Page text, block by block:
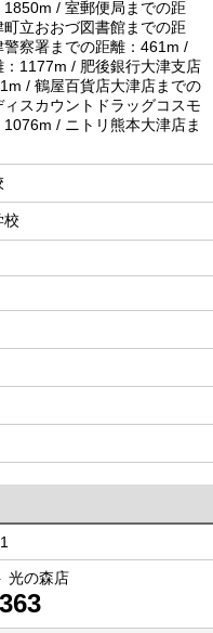
/ 室郵便局までの距
立おおづ図書館までの距
察署までの距離：461m /
：1177m / 肥後銀行大津支店
/ 鶴屋百貨店大津店までの
スカウントドラッグコスモ
/ ニトリ熊本大津店ま
校
光の森店